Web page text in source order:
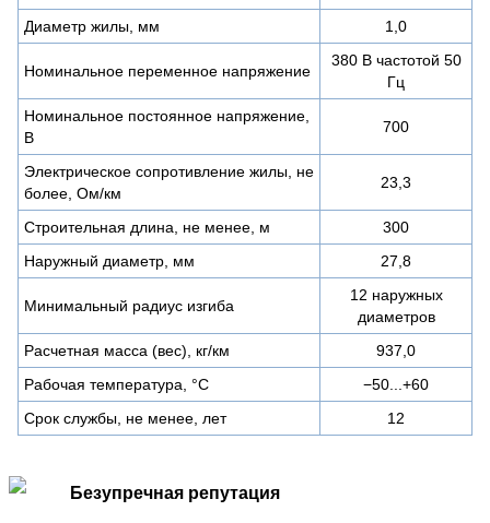
Диаметр жилы, мм
1,0
Номинальное переменное напряжение
380 В частотой 50
Гц
Номинальное постоянное напряжение,
В
700
Электрическое сопротивление жилы, не
более, Ом/км
23,3
Строительная длина, не менее, м
300
Наружный диаметр, мм
27,8
Минимальный радиус изгиба
12 наружных
диаметров
Расчетная масса (вес), кг/км
937,0
Рабочая температура, °C
−50...+60
Срок службы, не менее, лет
12
Безупречная репутация